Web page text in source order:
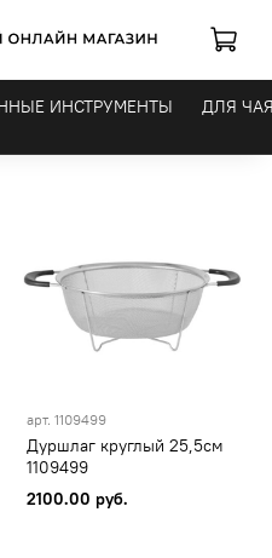
ИНСТРУМЕНТЫ ДЛЯ
арт. 1109499
Дуршлаг круглый 25,5см
1109499
2100.00 руб.